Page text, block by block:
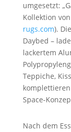
umgesetzt:
Kollektion
rugs.com).
Daybed –
lackertem
Teppiche,
Space-
Nach dem